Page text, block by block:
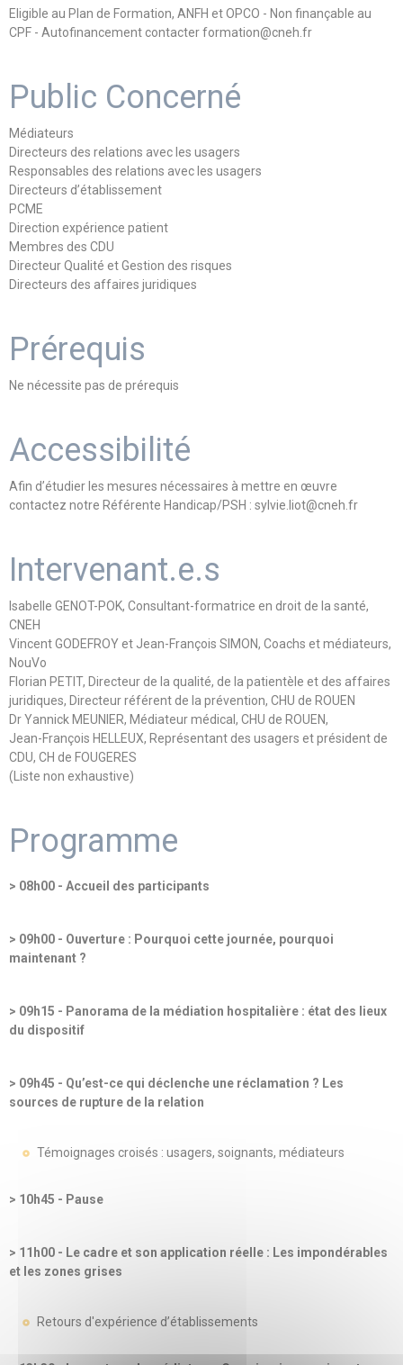
Eligible au Plan de Formation, ANFH et OPCO - Non finançable au
CPF - Autofinancement contacter formation@cneh.fr
Public Concerné
Médiateurs
Directeurs des relations avec les usagers
Responsables des relations avec les usagers
Directeurs d’établissement
PCME
Direction expérience patient
Membres des CDU
Directeur Qualité et Gestion des risques
Directeurs des affaires juridiques
Prérequis
Ne nécessite pas de prérequis
Accessibilité
Afin d’étudier les mesures nécessaires à mettre en œuvre
contactez notre Référente Handicap/PSH : sylvie.liot@cneh.fr
Intervenant.e.s
Isabelle GENOT-POK, Consultant-formatrice en droit de la santé,
CNEH
Vincent GODEFROY et Jean-François SIMON, Coachs et médiateurs,
NouVo
Florian PETIT, Directeur de la qualité, de la patientèle et des affaires
juridiques, Directeur référent de la prévention, CHU de ROUEN
Dr Yannick MEUNIER, Médiateur médical, CHU de ROUEN,
Jean-François HELLEUX, Représentant des usagers et président de
CDU, CH de FOUGERES
(Liste non exhaustive)
Programme
> 08h00 - Accueil des participants
> 09h00 - Ouverture : Pourquoi cette journée, pourquoi
maintenant ?
> 09h15 - Panorama de la médiation hospitalière : état des lieux
du dispositif
> 09h45 - Qu’est-ce qui déclenche une réclamation ? Les
sources de rupture de la relation
Témoignages croisés : usagers, soignants, médiateurs
> 10h45 - Pause
> 11h00 - Le cadre et son application réelle : Les impondérables
et les zones grises
Retours d'expérience d’établissements